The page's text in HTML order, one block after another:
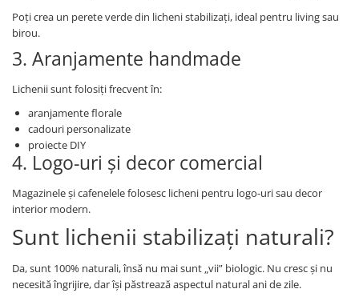
Poți crea un perete verde din licheni stabilizați, ideal pentru living sau
birou.
3. Aranjamente handmade
Lichenii sunt folosiți frecvent în:
aranjamente florale
cadouri personalizate
proiecte DIY
4. Logo-uri și decor comercial
Magazinele și cafenelele folosesc licheni pentru logo-uri sau decor
interior modern.
Sunt lichenii stabilizați naturali?
Da, sunt 100% naturali, însă nu mai sunt „vii” biologic. Nu cresc și nu
necesită îngrijire, dar își păstrează aspectul natural ani de zile.